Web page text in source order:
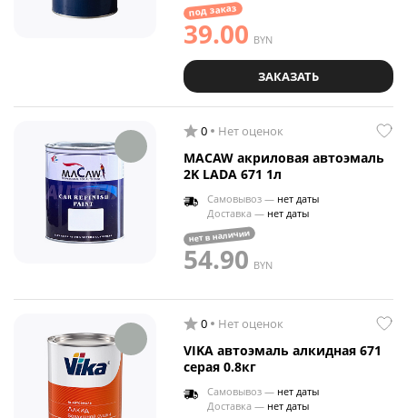
под заказ
39.00 BYN
ЗАКАЗАТЬ
0 Нет оценок
MACAW акриловая автоэмаль
2K LADA 671 1л
Самовывоз — нет даты
Доставка — нет даты
нет в наличии
54.90 BYN
0 Нет оценок
VIKA автоэмаль алкидная 671
серая 0.8кг
Самовывоз — нет даты
Доставка — нет даты